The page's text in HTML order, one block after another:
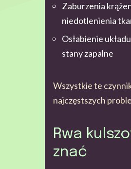
Zaburzenia
niedotlenienia
Osłabienie
stany zapalne
Wszystkie te
najczęstszych
Rwa
znać